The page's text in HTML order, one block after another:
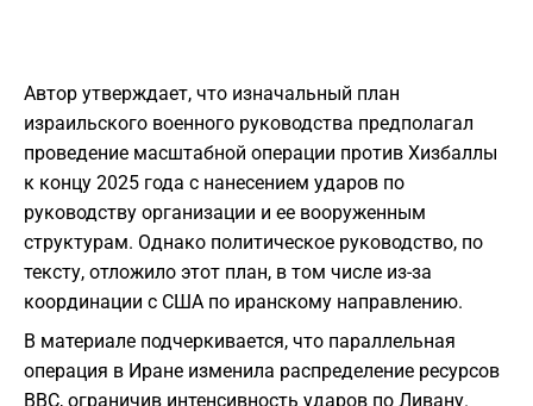
Автор утверждает, что изначальный план
израильского военного руководства предполагал
проведение масштабной операции против Хизбаллы
к концу 2025 года с нанесением ударов по
руководству организации и ее вооруженным
структурам. Однако политическое руководство, по
тексту, отложило этот план, в том числе из-за
координации с США по иранскому направлению.
В материале подчеркивается, что параллельная
операция в Иране изменила распределение ресурсов
ВВС, ограничив интенсивность ударов по Ливану.